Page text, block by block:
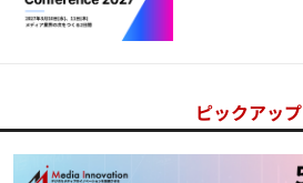
ピックアップ